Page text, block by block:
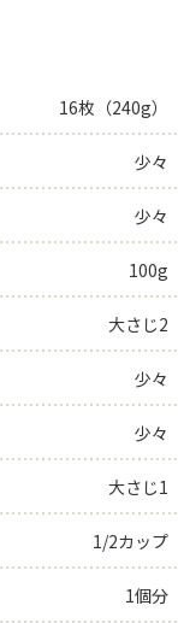
よくあるお問い合わせ
お買い物
16枚（240g）
少々
少々
100g
大さじ2
少々
少々
大さじ1
1/2カップ
1個分